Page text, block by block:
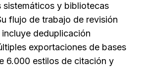
sistemáticos y bibliotecas
flujo de trabajo de revisión
deduplicación
exportaciones de bases
6.000 estilos de citación y